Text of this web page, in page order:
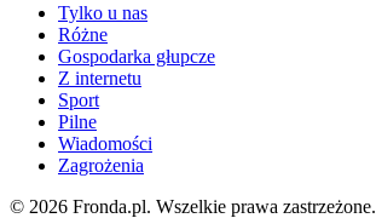
Tylko u nas
Różne
Gospodarka głupcze
Z internetu
Sport
Pilne
Wiadomości
Zagrożenia
© 2026 Fronda.pl. Wszelkie prawa zastrzeżone.